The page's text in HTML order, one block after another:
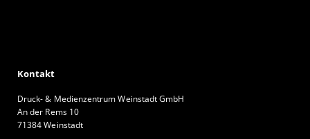
Kontakt
Druck- & Medienzentrum Weinstadt GmbH
An der Rems 10
71384 Weinstadt